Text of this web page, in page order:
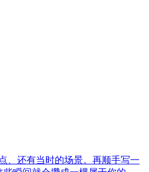
、还有当时的场景。再顺手写一